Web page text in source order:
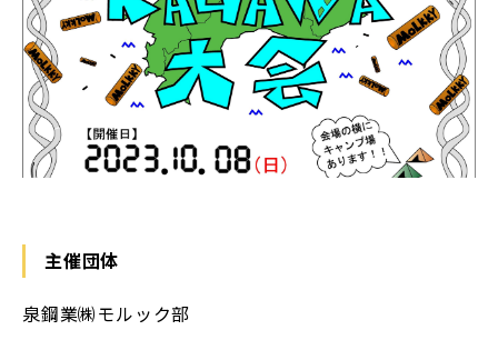
主催団体
泉鋼業㈱モルック部